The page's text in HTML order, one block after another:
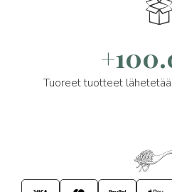
Tuoreet tuotteet